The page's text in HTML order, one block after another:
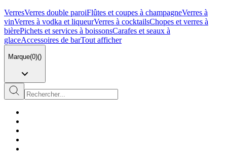
VerresVerres double paroiFlûtes et coupes à champagneVerres à
vinVerres à vodka et liqueurVerres à cocktailsChopes et verres à
bièrePichets et services à boissonsCarafes et seaux à
glaceAccessoires de barTout afficher
Marque(0)()